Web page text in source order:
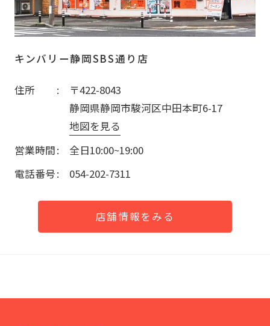
キンバリー静岡SBS通り店
住所
〒422-8043
静岡県静岡市駿河区中田本町6-17
地図を見る
営業時間
全日10:00~19:00
電話番号
054-202-7311
店舗情報をみる